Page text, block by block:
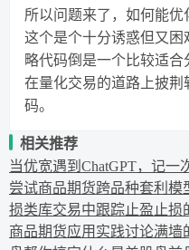
所以问题来了，如何能优
这个是个十分诱惑但又
略代码倒是一个比较适
在量化交易的道路上披
码。
相关推荐
当优宽遇到ChatGPT，记
尝试商品期货跨品种套利模
损类库交易中跟踪止盈止损
商品期货应用实践讨论满墙